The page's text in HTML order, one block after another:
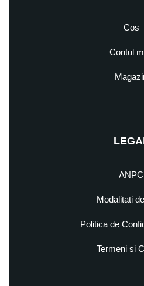
Cos
Contul
ANPC
Modalitati
Politica de
Termeni si